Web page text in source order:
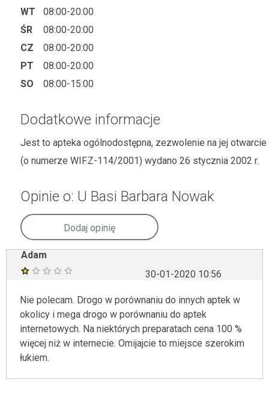
WT
08:00-20:00
ŚR
08:00-20:00
CZ
08:00-20:00
PT
08:00-20:00
SO
08:00-15:00
Dodatkowe informacje
Jest to apteka ogólnodostępna, zezwolenie na jej otwarcie
(o numerze WIF.Z-114/2001) wydano 26 stycznia 2002 r.
Opinie o: U Basi Barbara Nowak
Dodaj opinię
Adam
30-01-2020 10:56
Nie polecam. Drogo w porównaniu do innych aptek w
okolicy i mega drogo w porównaniu do aptek
internetowych. Na niektórych preparatach cena 100 %
więcej niż w internecie. Omijajcie to miejsce szerokim
łukiem.